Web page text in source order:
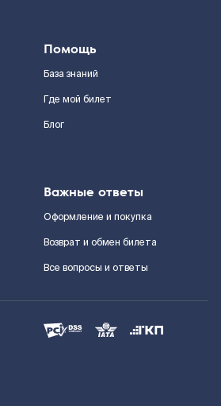
Помощь
База знаний
Где мой билет
Блог
Важные ответы
Оформление и покупка
Возврат и обмен билета
Все вопросы и ответы